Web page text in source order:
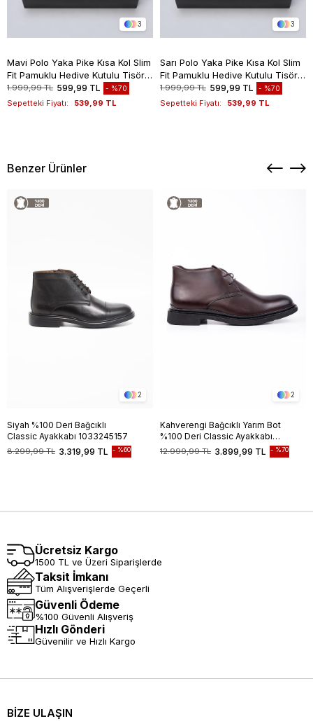
3
Mavi Polo Yaka Pike Kısa Kol Slim
Fit Pamuklu Hediye Kutulu Tişört
1011260169
1.999,99 TL 599,99 TL %70
Sepetteki Fiyatı: 539,99 TL
3
Sarı Polo Yaka Pike Kısa Kol Slim
Fit Pamuklu Hediye Kutulu Tişört
1011260169
1.999,99 TL 599,99 TL %70
Sepetteki Fiyatı: 539,99 TL
Benzer Ürünler
2
Siyah %100 Deri Bağcıklı
Classic Ayakkabı 1033245157
3.319,99 TL
8.299,99 TL %60
2
Kahverengi Bağcıklı Yarım Bot
%100 Deri Classic Ayakkabı
1033245162
3.899,99 TL
12.999,99 TL %70
Ücretsiz Kargo
1500 TL ve Üzeri Siparişlerde
Taksit İmkanı
Tüm Alışverişlerde Geçerli
Güvenli Ödeme
%100 Güvenli Alışveriş
Hızlı Gönderi
Güvenilir ve Hızlı Kargo
BİZE ULAŞIN